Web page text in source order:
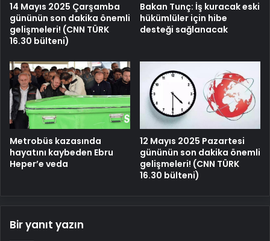
14 Mayıs 2025 Çarşamba
gününün son dakika önemli
gelişmeleri! (CNN TÜRK
16.30 bülteni)
Bakan Tunç: İş kuracak eski
hükümlüler için hibe
desteği sağlanacak
Metrobüs kazasında
hayatını kaybeden Ebru
Heper’e veda
12 Mayıs 2025 Pazartesi
gününün son dakika önemli
gelişmeleri! (CNN TÜRK
16.30 bülteni)
Bir yanıt yazın